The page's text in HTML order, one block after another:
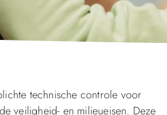
technische controle voor
veiligheid- en milieueisen. Deze